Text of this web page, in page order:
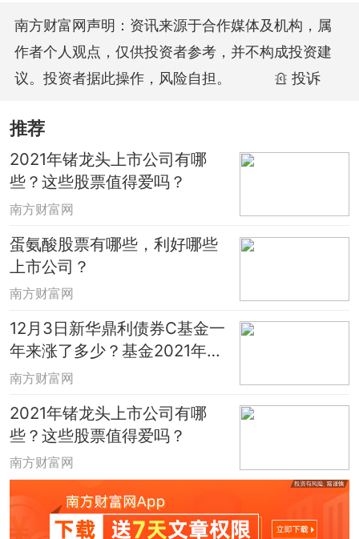
南方财富网声明：资讯来源于合作媒体及机构，属
作者个人观点，仅供投资者参考，并不构成投资建
议。投资者据此操作，风险自担。
投诉
推荐
2021年锗龙头上市公司有哪
些？这些股票值得爱吗？
南方财富网
蛋氨酸股票有哪些，利好哪些
上市公司？
南方财富网
12月3日新华鼎利债券C基金一
年来涨了多少？基金2021年第
三季度表现如何？
南方财富网
2021年锗龙头上市公司有哪
些？这些股票值得爱吗？
南方财富网